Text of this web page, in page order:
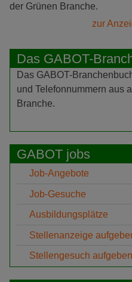
der Grünen Branche.
zur
Das GABOT-
Das GABOT-
und Telefonnummern aus
Branche.
GABOT jobs
Job-Angebote
Job-Gesuche
Ausbildungsplätze
Stellenanzeige
Stellengesuch aufgeben